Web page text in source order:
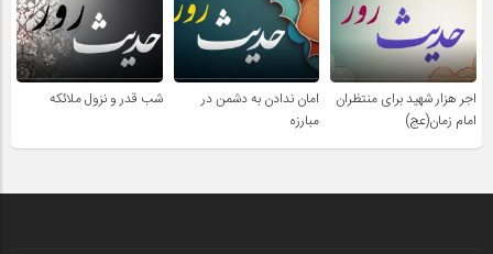
اجر هزار شهید برای منتظران
امام زمان(عج)
امان ندادن به دشمن در
مبارزه
شب قدر و نزول ملائکه